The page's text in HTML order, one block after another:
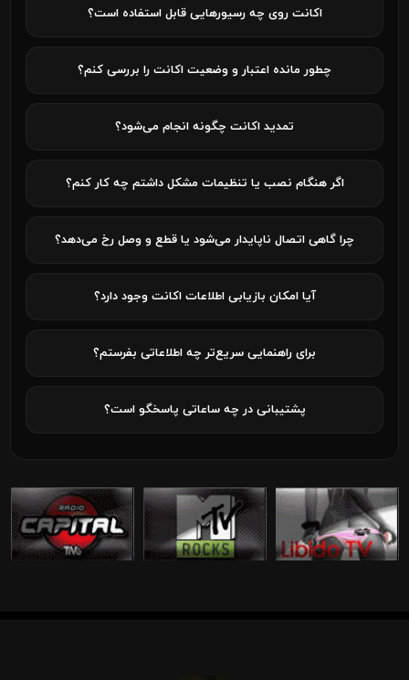
اکانت روی چه رسیورهایی قابل استفاده است؟
چطور مانده اعتبار و وضعیت اکانت را بررسی کنم؟
تمدید اکانت چگونه انجام می‌شود؟
اگر هنگام نصب یا تنظیمات مشکل داشتم چه کار کنم؟
چرا گاهی اتصال ناپایدار می‌شود یا قطع و وصل رخ می‌دهد؟
آیا امکان بازیابی اطلاعات اکانت وجود دارد؟
برای راهنمایی سریع‌تر چه اطلاعاتی بفرستم؟
پشتیبانی در چه ساعاتی پاسخگو است؟